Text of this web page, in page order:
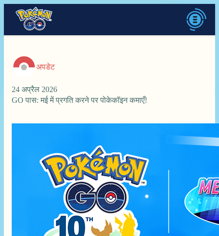
अपडेट
24 अप्रैल 2026
GO पास: मई में प्रगति करने पर पोकेकॉइन कमाएँ!